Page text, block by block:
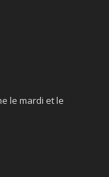
le mardi et le